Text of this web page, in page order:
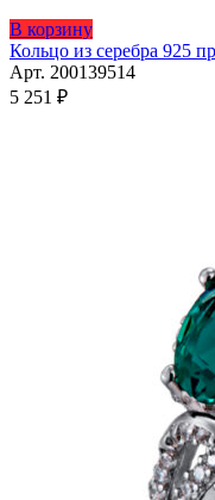
В корзинуЭтот
товар
имеет
Кольцо из серебра 925
Арт. 200139514
5 251 ₽